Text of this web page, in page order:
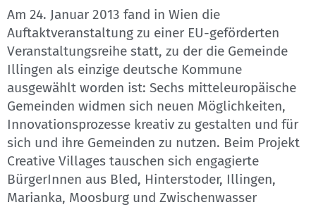
Am 24. Januar 2013 fand in Wien die
Auftaktveranstaltung zu einer EU-geförderten
Veranstaltungsreihe statt, zu der die Gemeinde
Illingen als einzige deutsche Kommune
ausgewählt worden ist: Sechs mitteleuropäische
Gemeinden widmen sich neuen Möglichkeiten,
Innovationsprozesse kreativ zu gestalten und für
sich und ihre Gemeinden zu nutzen. Beim Projekt
Creative Villages tauschen sich engagierte
BürgerInnen aus Bled, Hinterstoder, Illingen,
Marianka, Moosburg und Zwischenwasser